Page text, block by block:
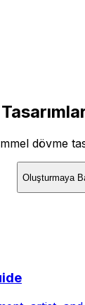
dövme
Oluşturmaya